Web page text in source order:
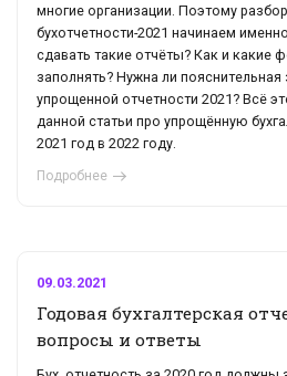
многие организации. Поэтому
бухотчетности-2021 начинаем
сдавать такие отчёты? Как и какие
заполнять? Нужна ли пояснительная
упрощенной отчетности 2021? Всё
данной статьи про упрощённую
2021 год в 2022 году.
Подробнее
09.03.2021
Годовая бухгалтерская
вопросы и ответы